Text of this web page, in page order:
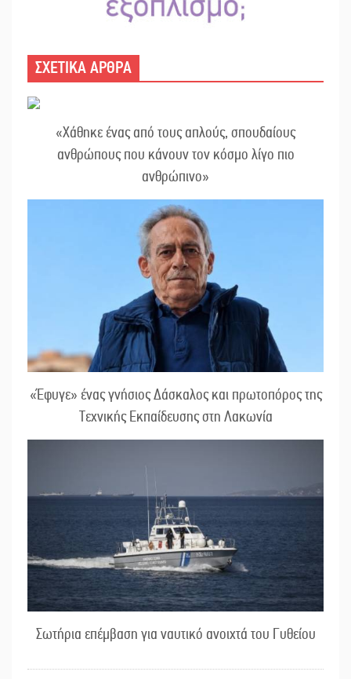
ΣΧΕΤΙΚΑ ΑΡΘΡΑ
«Χάθηκε ένας από τους απλούς, σπουδαίους
ανθρώπους που κάνουν τον κόσμο λίγο πιο
ανθρώπινο»
«Έφυγε» ένας γνήσιος Δάσκαλος και πρωτοπόρος της
Τεχνικής Εκπαίδευσης στη Λακωνία
Σωτήρια επέμβαση για ναυτικό ανοιχτά του Γυθείου